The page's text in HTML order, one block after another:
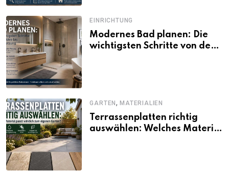
EINRICHTUNG
Modernes Bad planen: Die
wichtigsten Schritte von der
GARTEN,MATERIALIEN
Terrassenplatten richtig
auswählen: Welches Material